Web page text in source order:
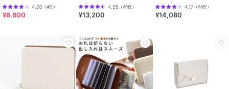
4.00 （4件）
¥6,600
4.55 （20件）
¥13,200
ま口2つ折り財布
4.17 （28件）
¥14,080